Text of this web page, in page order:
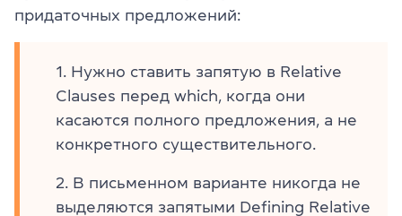
придаточных предложений:
Нужно ставить запятую в Relative
Clauses перед which, когда они
касаются полного предложения, а не
конкретного существительного.
В письменном варианте никогда не
выделяются запятыми Defining Relative